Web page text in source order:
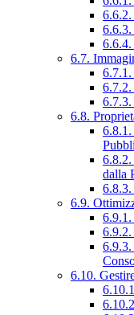
6.7.
6.7.1.
6.8.
dalla
6.8.3.
6.9.
6.9.3.
6.10.